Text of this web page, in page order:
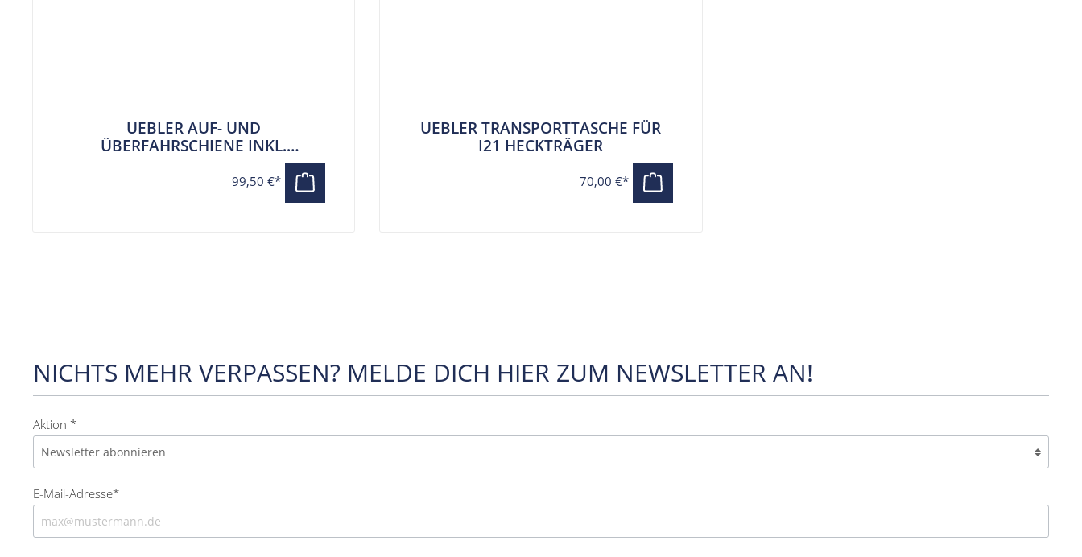
UEBLER AUF- UND
ÜBERFAHRSCHIENE INKL.
TRANSPORTTASCHE FÜR UEBLER
I21, I21 Z, I31, I31 Z, I41 S, F14, F24
99,50 €*
UEBLER TRANSPORTTASCHE FÜR
I21 HECKTRÄGER
70,00 €*
NICHTS MEHR VERPASSEN? MELDE DICH HIER ZUM NEWSLETTER AN!
Aktion *
E-Mail-Adresse*